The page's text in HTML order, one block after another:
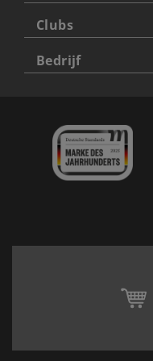
Clubs
Bedrijf